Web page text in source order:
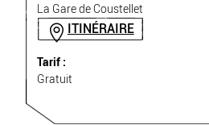
La Gare de Coustellet
ITINÉRAIRE
Tarif :
Gratuit